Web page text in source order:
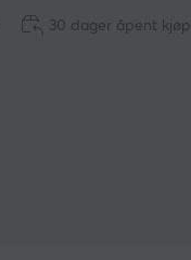
30 dager åpent kjøp